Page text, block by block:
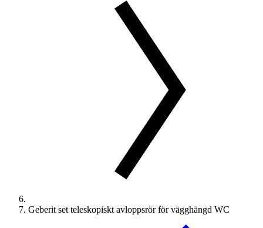
Geberit set teleskopiskt avloppsrör för vägghängd WC